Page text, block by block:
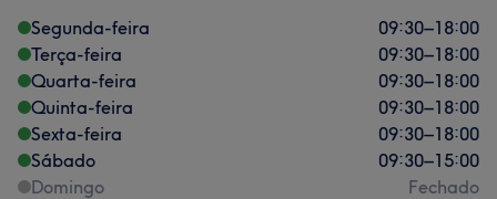
Segunda-feira
09:30–18:00
Terça-feira
09:30–18:00
Quarta-feira
09:30–18:00
Quinta-feira
09:30–18:00
Sexta-feira
09:30–18:00
Sábado
09:30–15:00
Domingo
Fechado